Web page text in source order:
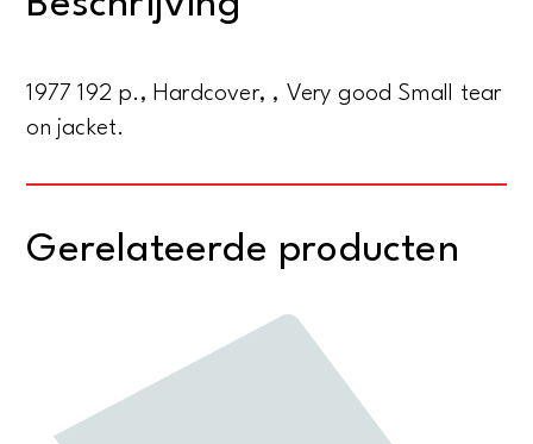
1977 192 p., Hardcover, , Very good Small tear
on jacket.
Gerelateerde producten